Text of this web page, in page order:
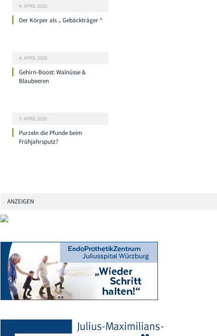
4. APRIL 2026
Der Körper als „ Gebäckträger “
4. APRIL 2026
Gehirn-Boost: Walnüsse &
Blaubeeren
3. APRIL 2026
Purzeln die Pfunde beim
Frühjahrsputz?
ANZEIGEN